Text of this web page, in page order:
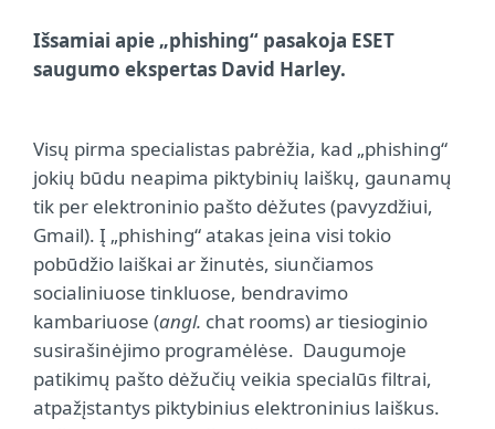
Išsamiai apie „phishing“ pasakoja ESET
saugumo ekspertas David Harley.
Visų pirma specialistas pabrėžia, kad „phishing“
jokių būdu neapima piktybinių laiškų, gaunamų
tik per elektroninio pašto dėžutes (pavyzdžiui,
Gmail). Į „phishing“ atakas įeina visi tokio
pobūdžio laiškai ar žinutės, siunčiamos
socialiniuose tinkluose, bendravimo
kambariuose (angl. chat rooms) ar tiesioginio
susirašinėjimo programėlėse. Daugumoje
patikimų pašto dėžučių veikia specialūs filtrai,
atpažįstantys piktybinius elektroninius laiškus.